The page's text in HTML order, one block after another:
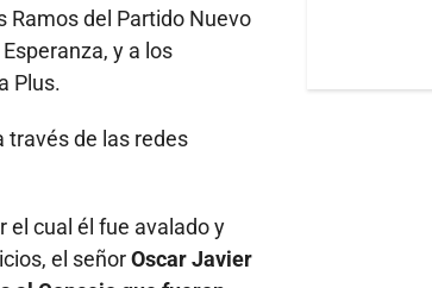
Ramos del Partido Nuevo
y a los
Plus.
través de las redes
el cual él fue avalado y
el señorOscar Javier